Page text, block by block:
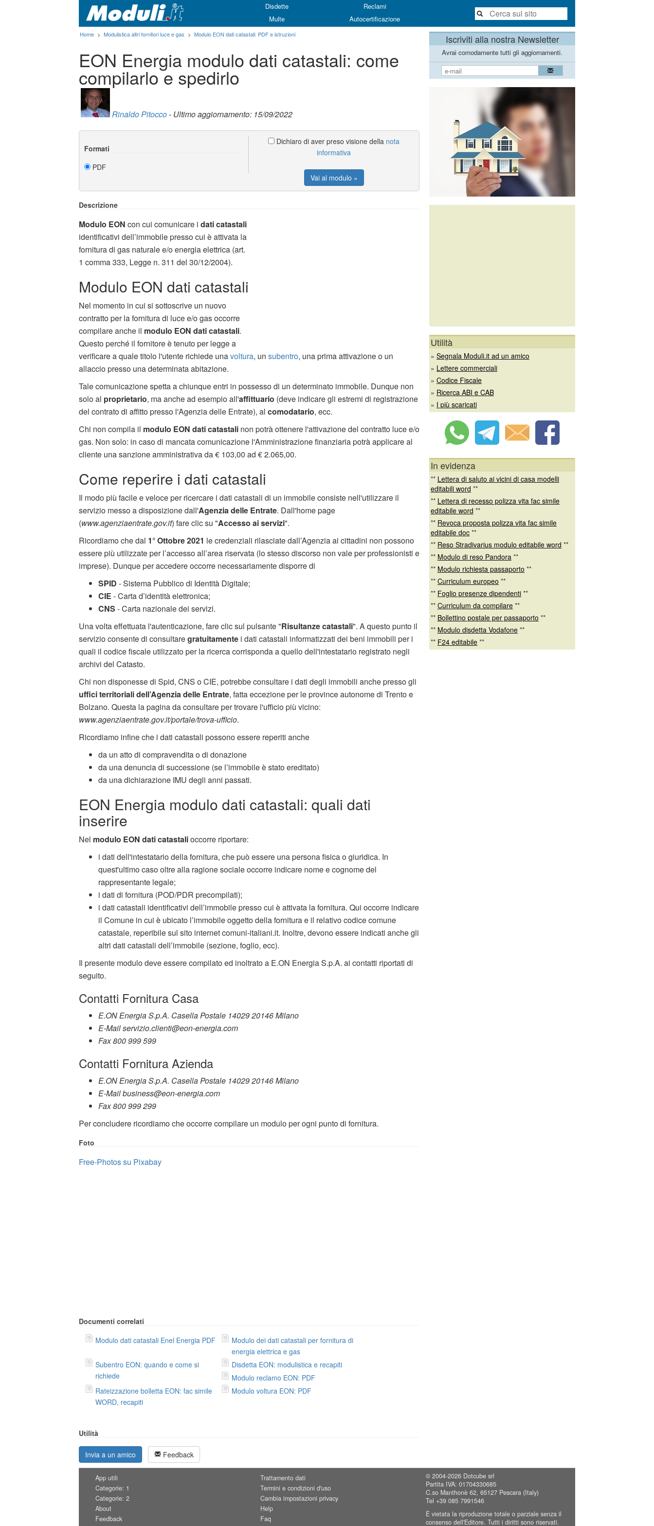
Disdette
Reclami
Multe
Autocertificazione
Home > Modulistica altri fornitori luce e gas > Modulo EON dati catastali: PDF e istruzioni
EON Energia modulo dati catastali: come
compilarlo e spedirlo
Rinaldo Pitocco- Ultimo aggiornamento: 15/09/2022
Formati
PDF
Dichiaro di aver preso visione della nota
informativa
Vai al modulo »
Descrizione
Modulo EON con cui comunicare i dati catastali
identificativi dell’immobile presso cui è attivata la
fornitura di gas naturale e/o energia elettrica (art.
1 comma 333, Legge n. 311 del 30/12/2004).
Modulo EON dati catastali
Nel momento in cui si sottoscrive un nuovo
contratto per la fornitura di luce e/o gas occorre
compilare anche il modulo EON dati catastali.
Questo perché il fornitore è tenuto per legge a
verificare a quale titolo l'utente richiede unavoltura, un subentro, una prima attivazione o un
allaccio presso una determinata abitazione.
Tale comunicazione spetta a chiunque entri in possesso di un determinato immobile. Dunque non
solo al proprietario, ma anche ad esempio all'affittuario (deve indicare gli estremi di registrazione
del contrato di affitto presso l'Agenzia delle Entrate), al comodatario, ecc.
Chi non compila il modulo EON dati catastali non potrà ottenere l'attivazione del contratto luce e/o
gas. Non solo: in caso di mancata comunicazione l'Amministrazione finanziaria potrà applicare al
cliente una sanzione amministrativa da € 103,00 ad € 2.065,00.
Come reperire i dati catastali
Il modo più facile e veloce per ricercare i dati catastali di un immobile consiste nell'utilizzare il
servizio messo a disposizione dall'Agenzia delle Entrate. Dall'home page
(www.agenziaentrate.gov.it) fare clic su "Accesso ai servizi".
Ricordiamo che dal 1° Ottobre 2021 le credenziali rilasciate dall’Agenzia ai cittadini non possono
essere più utilizzate per l’accesso all’area riservata (lo stesso discorso non vale per professionisti e
imprese). Dunque per accedere occorre necessariamente disporre di
SPID - Sistema Pubblico di Identità Digitale;
CIE - Carta d’identità elettronica;
CNS - Carta nazionale dei servizi.
Una volta effettuata l'autenticazione, fare clic sul pulsante "Risultanze catastali". A questo punto il
servizio consente di consultaregratuitamente i dati catastali informatizzati dei beni immobili per i
quali il codice fiscale utilizzato per la ricerca corrisponda a quello dell'intestatario registrato negli
archivi del Catasto.
Chi non disponesse di Spid, CNS o CIE, potrebbe consultare i dati degli immobili anche presso gli
uffici territoriali dell’Agenzia delle Entrate, fatta eccezione per le province autonome di Trento e
Bolzano. Questa la pagina da consultare per trovare l'ufficio più vicino:
www.agenziaentrate.gov.it/portale/trova-ufficio.
Ricordiamo infine che i dati catastali possono essere reperiti anche
da un atto di compravendita o di donazione
da una denuncia di successione (se l’immobile è stato ereditato)
da una dichiarazione IMU degli anni passati.
EON Energia modulo dati catastali: quali dati
inserire
Nel modulo EON dati catastalioccorre riportare:
i dati dell'intestatario della fornitura, che può essere una persona fisica o giuridica. In
quest'ultimo caso oltre alla ragione sociale occorre indicare nome e cognome del
rappresentante legale;
i dati di fornitura (POD/PDR precompilati);
i dati catastali identificativi dell’immobile presso cui è attivata la fornitura. Qui occorre indicare
il Comune in cui è ubicato l’immobile oggetto della fornitura e il relativo codice comune
catastale, reperibile sul sito internet comuni-italiani.it. Inoltre, devono essere indicati anche gli
altri dati catastali dell’immobile (sezione, foglio, ecc).
Il presente modulo deve essere compilato ed inoltrato a E.ON Energia S.p.A. ai contatti riportati di
seguito.
Contatti Fornitura Casa
E.ON Energia S.p.A. Casella Postale 14029 20146 Milano
E-Mail servizio.clienti@eon-energia.com
Fax 800 999 599
Contatti Fornitura Azienda
E.ON Energia S.p.A. Casella Postale 14029 20146 Milano
E-Mail business@eon-energia.com
Fax 800 999 299
Per concludere ricordiamo che occorre compilare un modulo per ogni punto di fornitura.
Foto
Free-Photos su Pixabay
Documenti correlati
Modulo dati catastali Enel Energia PDF
Modulo dei dati catastali per fornitura di
energia elettrica e gas
Subentro EON: quando e come si
richiede
Disdetta EON: modulistica e recapiti
Modulo reclamo EON: PDF
Rateizzazione bolletta EON: fac simile
WORD, recapiti
Modulo voltura EON: PDF
Utilità
Invia a un amico Feedback
Iscriviti alla nostra Newsletter
Avrai comodamente tutti gli aggiornamenti.
Utilità
» Segnala Moduli.it ad un amico
» Lettere commerciali
» Codice Fiscale
» Ricerca ABI e CAB
» I più scaricati
In evidenza
** Lettera di saluto ai vicini di casa modelli
editabili word **
** Lettera di recesso polizza vita fac simile
editabile word **
** Revoca proposta polizza vita fac simile
editabile doc **
** Reso Stradivarius modulo editabile word **
** Modulo di reso Pandora **
** Modulo richiesta passaporto **
** Curriculum europeo **
** Foglio presenze dipendenti **
** Curriculum da compilare **
** Bollettino postale per passaporto **
** Modulo disdetta Vodafone **
** F24 editabile **
App utili
Categorie: 1
Categorie: 2
About
Feedback
Trattamento dati
Termini e condizioni d'uso
Cambia impostazioni privacy
Help
Faq
© 2004-2026 Dotcube srl
Partita IVA: 01704330685
C.so Manthonè 62, 65127 Pescara (Italy)
Tel +39 085 7991546
È vietata la riproduzione totale o parziale senza il
consenso dell'Editore. Tutti i diritti sono riservati.